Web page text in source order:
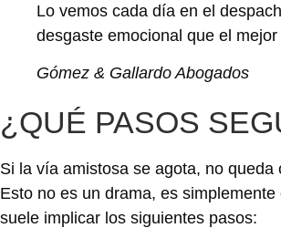
Lo vemos cada día en el
desgaste emocional que el
Gómez & Gallardo Abogados
¿QUÉ PASOS
Si la vía amistosa se agota, no
Esto no es un drama, es
suele implicar los siguientes pasos: